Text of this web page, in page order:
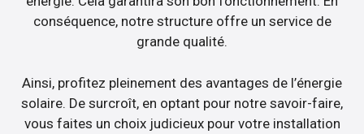
conséquence, notre structure offre un service de
grande qualité.
Ainsi, profitez pleinement des avantages de l’énergie
solaire. De surcroît, en optant pour notre savoir-faire,
vous faites un choix judicieux pour votre installation